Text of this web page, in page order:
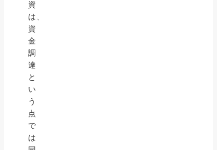
資
は、
資
金
調
達
と
い
う
点
で
は